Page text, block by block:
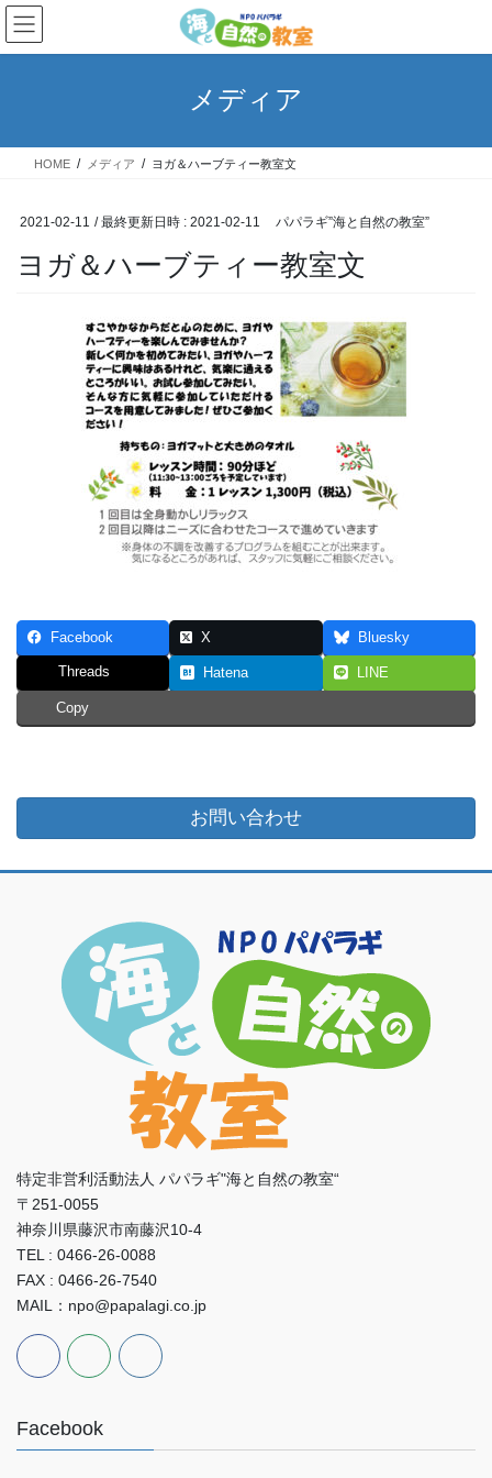
コ
ン
テ
ス
ナ
ビ
ゲ
ン
メディア
HOME メディア ヨガ＆ハーブティー教室文
2021-02-11 / 最終更新日時 : 2021-02-11 パパラギ”海と自然の教室”
ヨガ＆ハーブティー教室文
Facebook X Bluesky
Threads Hatena LINE
Copy
お問い合わせ
特定非営利活動法人 パパラギ"海と自然の教室“
〒251-0055
神奈川県藤沢市南藤沢10-4
TEL : 0466-26-0088
FAX : 0466-26-7540
MAIL：npo@papalagi.co.jp
Facebook